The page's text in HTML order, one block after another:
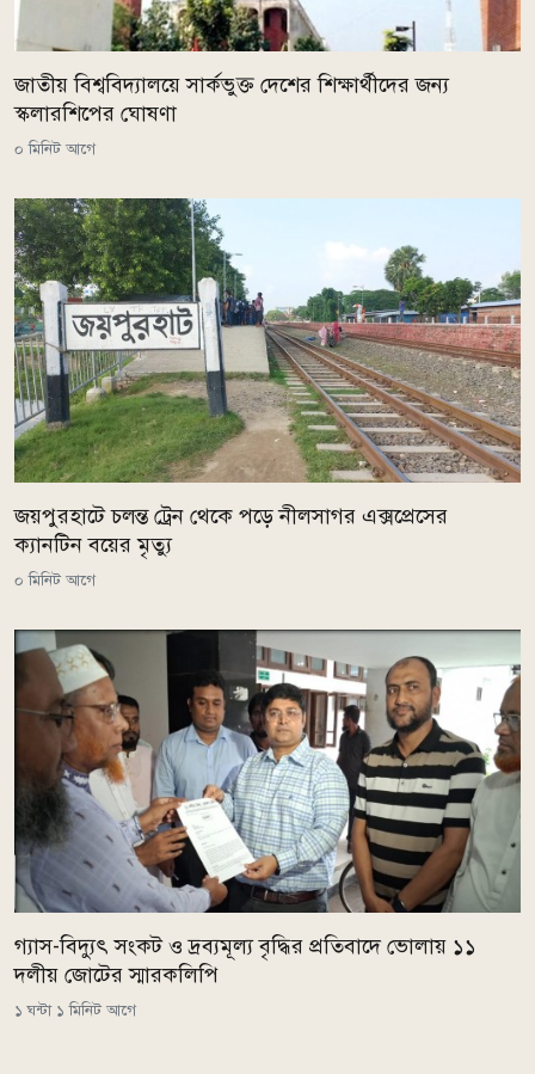
জাতীয় বিশ্ববিদ্যালয়ে সার্কভুক্ত দেশের শিক্ষার্থীদের জন্য
স্কলারশিপের ঘোষণা
০ মিনিট আগে
জয়পুরহাটে চলন্ত ট্রেন থেকে পড়ে নীলসাগর এক্সপ্রেসের
ক্যানটিন বয়ের মৃত্যু
০ মিনিট আগে
গ্যাস-বিদ্যুৎ সংকট ও দ্রব্যমূল্য বৃদ্ধির প্রতিবাদে ভোলায় ১১
দলীয় জোটের স্মারকলিপি
১ ঘন্টা ১ মিনিট আগে